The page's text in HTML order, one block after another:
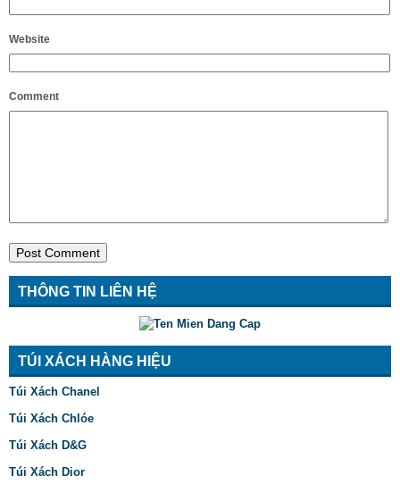
Website
Comment
THÔNG TIN LIÊN HỆ
TÚI XÁCH HÀNG HIỆU
Túi Xách Chanel
Túi Xách Chlóe
Túi Xách D&G
Túi Xách Dior